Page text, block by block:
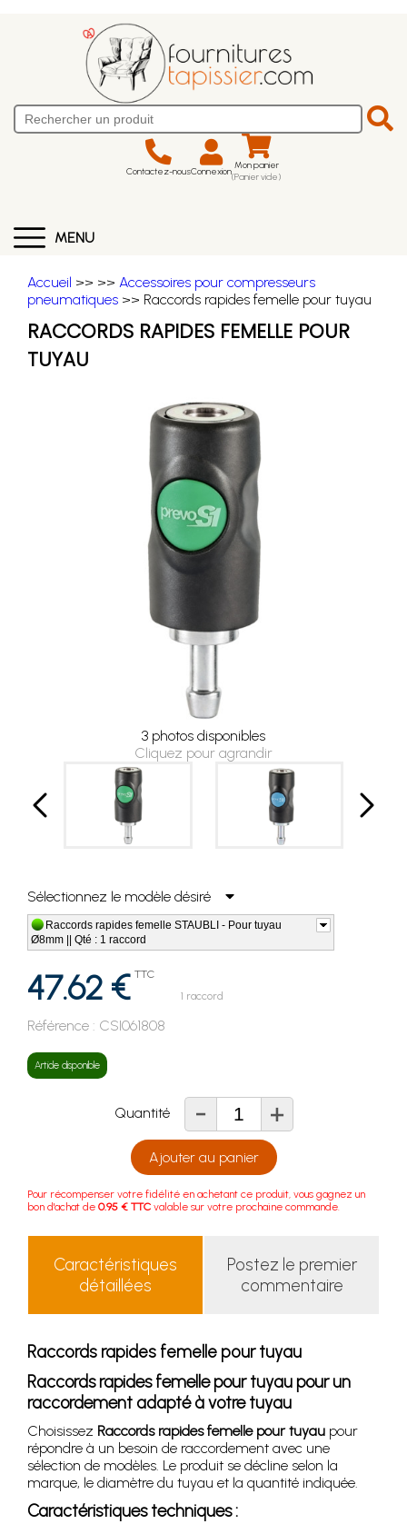
Contactez-nousConnexion Mon panier
(Panier vide)
MENU
Accueil >> >> Accessoires pour compresseurs
pneumatiques >> Raccords rapides femelle pour tuyau
RACCORDS RAPIDES FEMELLE POUR
TUYAU
3 photos disponibles
Cliquez pour agrandir
Sélectionnez le modèle désiré
Raccords rapides femelle STAUBLI - Pour tuyau
Ø8mm || Qté : 1 raccord
47.62 € TTC
1 raccord
Référence : CSI061808
Article disponible
Quantité - +
Ajouter au panier
Pour récompenser votre fidélité en achetant ce produit, vous gagnez un
bon d'achat de 0.95 € TTC valable sur votre prochaine commande.
Caractéristiques
détaillées
Postez le premier
commentaire
Raccords rapides femelle pour tuyau
Raccords rapides femelle pour tuyau pour un
raccordement adapté à votre tuyau
Choisissez Raccords rapides femelle pour tuyau pour
répondre à un besoin de raccordement avec une
sélection de modèles. Le produit se décline selon la
marque, le diamètre du tuyau et la quantité indiquée.
Caractéristiques techniques :